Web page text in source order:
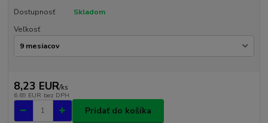
Dostupnosť
Skladom
Veľkosť
8,23 EUR/ks
6,69 EUR bez DPH
Pridať do košíka